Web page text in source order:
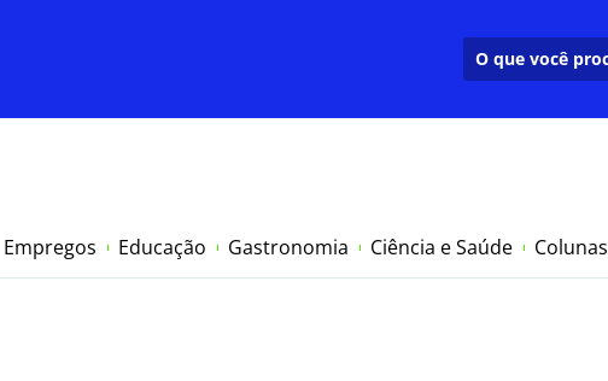
Empregos Educação Gastronomia Ciência e Saúde Colunas